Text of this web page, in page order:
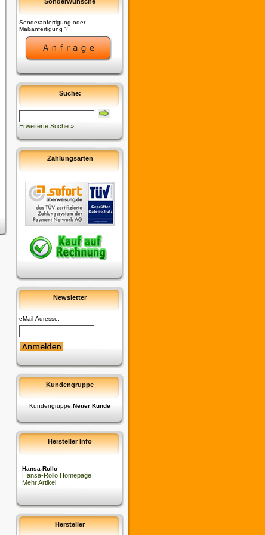
Sonderanfertigung oder
Maßanfertigung ?
Suche:
Erweiterte Suche »
Zahlungsarten
Newsletter
eMail-Adresse:
Kundengruppe
Kundengruppe:Neuer Kunde
Hersteller Info
Hansa-Rollo
Hansa-Rollo Homepage
Mehr Artikel
Hersteller